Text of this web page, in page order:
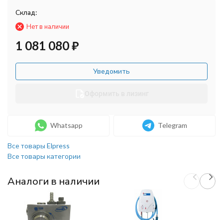
Склад:
Нет в наличии
1 081 080₽
Уведомить
Whatsapp Telegram
Все товары Elpress
Все товары категории
Аналоги в наличии